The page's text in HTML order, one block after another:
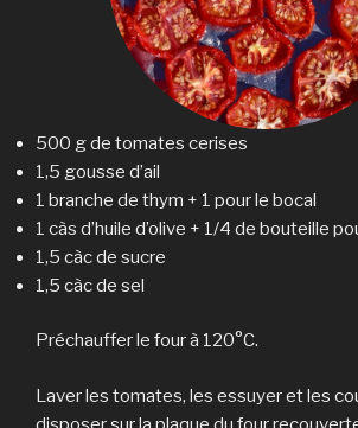
500 g de tomates cerises
1,5 gousse d’ail
1 branche de thym + 1 pour le bocal
1 càs d’huile d’olive + 1/4 de bouteille
1,5 càc de sucre
1,5 càc de sel
Préchauffer le four à 120°C.
Laver les tomates, les essuyer et les